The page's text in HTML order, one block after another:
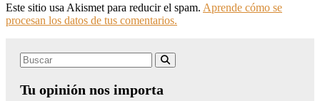
Este sitio usa Akismet para reducir el spam. Aprende cómo se
procesan los datos de tus comentarios.
Search
Tu opinión nos importa